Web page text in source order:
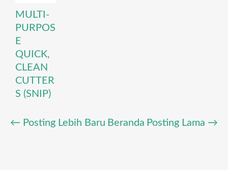
MULTI-
PURPOS
E
QUICK,
CLEAN
CUTTER
S (SNIP)
← Posting Lebih Baru Posting Lama →
Beranda